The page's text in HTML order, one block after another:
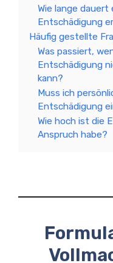
Wie lange dauert
Entschädigung
Häufig gestellte
Was passiert,
Entschädigung
kann?
Muss ich
Entschädigung
Wie hoch ist die
Anspruch habe?